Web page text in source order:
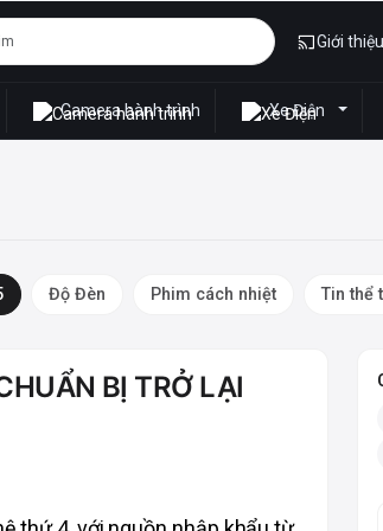
Giới thiệu
Camera hành trình Xe Điện
Độ Đèn Phim cách nhiệt Tin thể
BỊ TRỞ LẠI